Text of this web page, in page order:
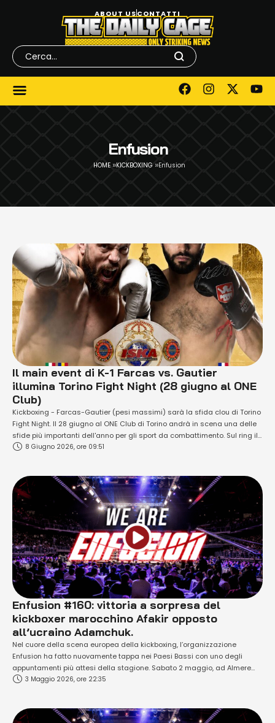
ABOUT USCONTATTI
Enfusion
HOME »KICKBOXING »Enfusion
Il main event di K-1 Farcas vs. Gautier
illumina Torino Fight Night (28 giugno al ONE
Club)
Kickboxing - Farcas-Gautier (pesi massimi) sarà la sfida clou di Torino
Fight Night. Il 28 giugno al ONE Club di Torino andrà in scena una delle
sfide più importanti dell'anno per gli sport da combattimento. Sul ring il
32enne campione italo-rumeno Yuri Farcas (score record: 15-6-1) e il
8 Giugno 2026, ore 09:51
Enfusion #160: vittoria a sorpresa del
kickboxer marocchino Afakir opposto
all’ucraino Adamchuk.
Nel cuore della scena europea della kickboxing, l’organizzazione
Enfusion ha fatto nuovamente tappa nei Paesi Bassi con uno degli
appuntamenti più attesi della stagione. Sabato 2 maggio, ad Almere
(nella provincia del Flevoland, a pochi km da Amsterdam), è andato in
3 Maggio 2026, ore 22:35